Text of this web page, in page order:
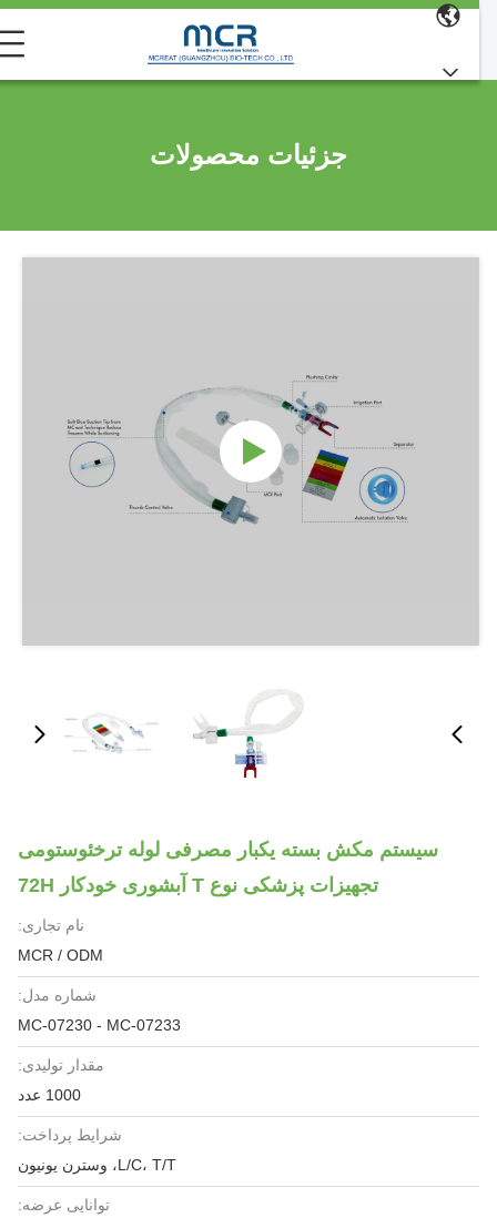
جزئیات محصولات
سیستم مکش بسته یکبار مصرفی لوله ترخئوستومی
تجهیزات پزشکی نوع T آبشوری خودکار 72H
نام تجاری:
MCR / ODM
شماره مدل:
MC-07230 - MC-07233
مقدار تولیدی:
1000 عدد
شرایط پرداخت:
L/C، T/T، وسترن یونیون
توانایی عرضه: